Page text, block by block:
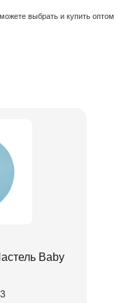
выбрать и купить оптом
Baby